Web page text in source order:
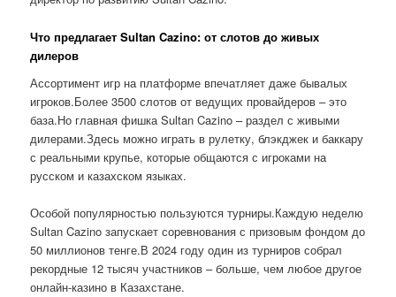
Что предлагает Sultan Cazino: от слотов до живых
дилеров
Ассортимент игр на платформе впечатляет даже бывалых
игроков.Более 3500 слотов от ведущих провайдеров – это
база.Но главная фишка Sultan Cazino – раздел с живыми
дилерами.Здесь можно играть в рулетку, блэкджек и баккару
с реальными крупье, которые общаются с игроками на
русском и казахском языках.
Особой популярностью пользуются турниры.Каждую неделю
Sultan Cazino запускает соревнования с призовым фондом до
50 миллионов тенге.В 2024 году один из турниров собрал
рекордные 12 тысяч участников – больше, чем любое другое
онлайн-казино в Казахстане.